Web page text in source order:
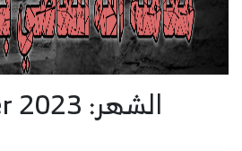
الشهر: October 2023